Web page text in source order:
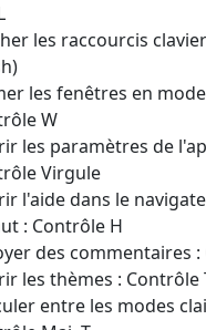
les raccourcis
les fenêtres en
W
les paramètres de
Virgule
l'aide dans le
: Contrôle H
des commentaires
les thèmes : Contrôle
entre les modes